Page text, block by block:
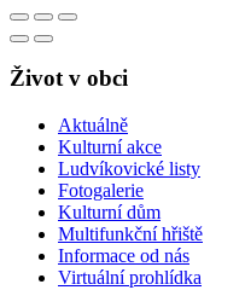
Život v obci
Aktuálně
Kulturní akce
Ludvíkovické listy
Fotogalerie
Kulturní dům
Multifunkční hřiště
Informace od nás
Virtuální prohlídka